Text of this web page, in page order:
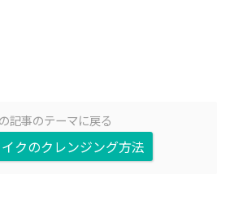
記事のテーマに戻る
クのクレンジング方法